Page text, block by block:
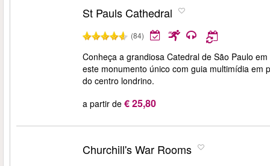
St Pauls Cathedral
(84)
Conheça a grandiosa Catedral de São Paulo
este monumento único com guia multimídia em
do centro londrino.
a partir de € 25,80
Churchill's War Rooms